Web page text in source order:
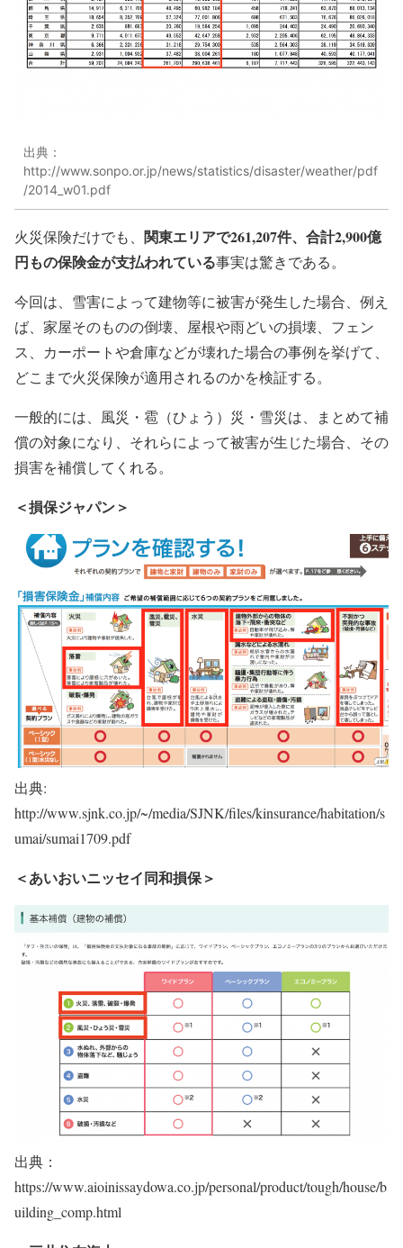
出典：
http://www.sonpo.or.jp/news/statistics/disaster/weather/pdf
/2014_w01.pdf
火災保険だけでも、 関東エリアで261,207件、合計2,900億
円もの保険金が支払われている事実は驚きである。
今回は、雪害によって建物等に被害が発生した場合、例え
ば、家屋そのものの倒壊、屋根や雨どいの損壊、フェン
ス、カーポートや倉庫などが壊れた場合の事例を挙げて、
どこまで火災保険が適用されるのかを検証する。
一般的には、風災・雹（ひょう）災・雪災は、まとめて補
償の対象になり、それらによって被害が生じた場合、その
損害を補償してくれる。
＜損保ジャパン＞
出典:
http://www.sjnk.co.jp/~/media/SJNK/files/kinsurance/habitation/s
umai/sumai1709.pdf
＜あいおいニッセイ同和損保＞
出典：
https://www.aioinissaydowa.co.jp/personal/product/tough/house/b
uilding_comp.html